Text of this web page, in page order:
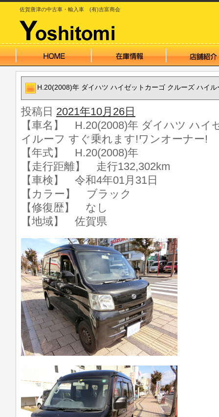
佐賀唐津の中古車・輸入車 (有)吉富商会
H.20(2008)年 ダイハツ ハイゼットカーゴ クルーズ ハイ
投稿日 2021年10月26日
【車名】 H.20(2008)年 ダイハツ ハイ
イルーフ すぐ乗れます!ワンオーナー!
【年式】 H.20(2008)年
【走行距離】 走行132,302km
【車検】 令和4年01月31日
【カラー】 ブラック
【修復歴】 なし
【地域】 佐賀県